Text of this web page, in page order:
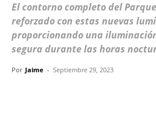
El contorno completo del
reforzado con estas nuevas
proporcionando una
segura durante las horas
Por Jaime - Septiembre 29, 2023